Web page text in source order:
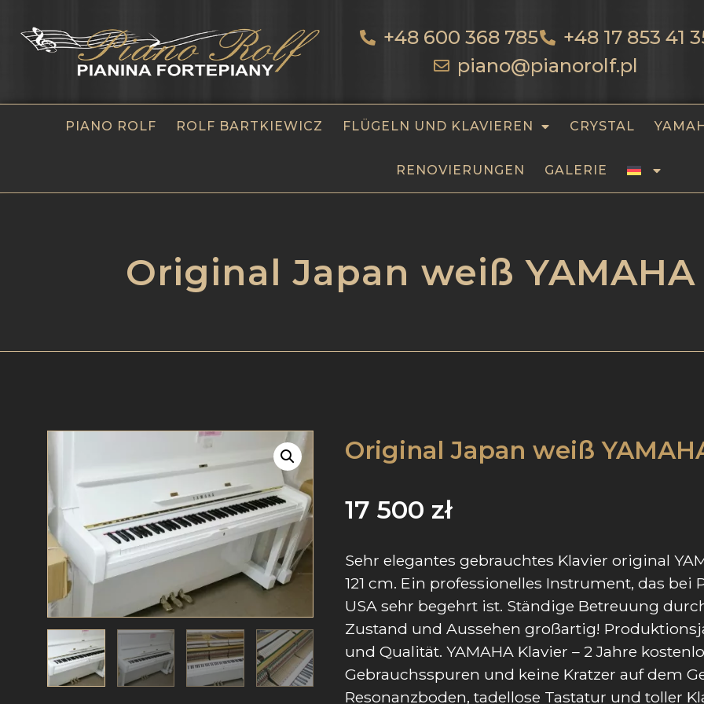
+48 600 368 785
+48 17 853 41
piano@pianorolf.pl
PIANO ROLF ROLF BARTKIEWICZ FLÜGELN UND KLAVIEREN CRYSTAL
RENOVIERUNGEN GALERIE
Original Japan weiß YAMAHA
Original Japan weiß
17 500 zł
Sehr elegantes gebrauchtes Klavier original
121 cm. Ein professionelles Instrument, das
USA sehr begehrt ist. Ständige Betreuung
Zustand und Aussehen großartig!
und Qualität. YAMAHA Klavier – 2 Jahre
Gebrauchsspuren und keine Kratzer auf dem
Resonanzboden, tadellose Tastatur und toller